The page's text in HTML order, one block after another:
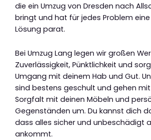
die ein Umzug von Dresden nach
bringt und hat für jedes Problem
Lösung parat.
Bei Umzug Lang legen wir großen
Zuverlässigkeit, Pünktlichkeit und
Umgang mit deinem Hab und Gut.
sind bestens geschult und gehen
Sorgfalt mit deinen Möbeln und
Gegenständen um. Du kannst dich
dass alles sicher und unbeschädigt
ankommt.